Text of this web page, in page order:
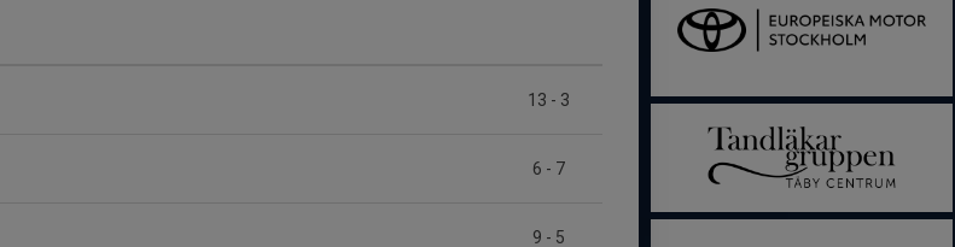
13 - 3
6 - 7
9 - 5